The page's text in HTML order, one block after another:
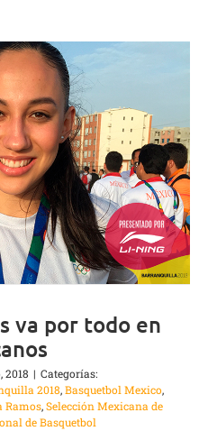
va por todo en
2018 | Categorías:
2018,Basquetbol Mexico,
Ramos,Selección Mexicana de
de Basquetbol